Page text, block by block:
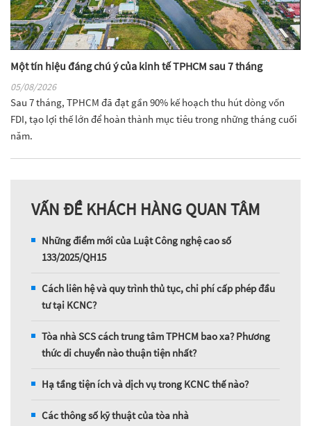
Một tín hiệu đáng chú ý của kinh tế TPHCM sau 7 tháng
05/08/2026
Sau 7 tháng, TPHCM đã đạt gần 90% kế hoạch thu hút dòng vốn
FDI, tạo lợi thế lớn để hoàn thành mục tiêu trong những tháng cuối
năm.
VẤN ĐỀ KHÁCH HÀNG QUAN TÂM
Những điểm mới của Luật Công nghệ cao số
133/2025/QH15
Cách liên hệ và quy trình thủ tục, chi phí cấp phép đầu
tư tại KCNC?
Tòa nhà SCS cách trung tâm TPHCM bao xa? Phương
thức di chuyển nào thuận tiện nhất?
Hạ tầng tiện ích và dịch vụ trong KCNC thế nào?
Các thông số kỹ thuật của tòa nhà